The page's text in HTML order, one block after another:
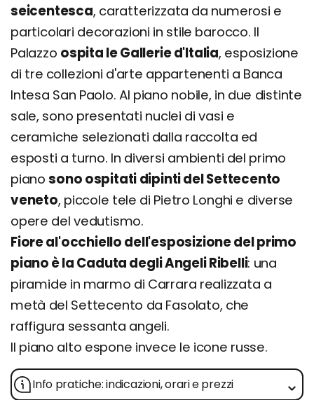
seicentesca, caratterizzata da numerosi e
particolari decorazioni in stile barocco. Il
Palazzo ospita le Gallerie d'Italia, esposizione
di tre collezioni d'arte appartenenti a Banca
Intesa San Paolo. Al piano nobile, in due distinte
sale, sono presentati nuclei di vasi e
ceramiche selezionati dalla raccolta ed
esposti a turno. In diversi ambienti del primo
pianosono ospitati dipinti del Settecento
veneto, piccole tele di Pietro Longhi e diverse
opere del vedutismo.
Fiore al'occhiello dell'esposizione del primo
piano è la Caduta degli Angeli Ribelli: una
piramide in marmo di Carrara realizzata a
metà del Settecento da Fasolato, che
raffigura sessanta angeli.
Il piano alto espone invece le icone russe.
Info pratiche: indicazioni, orari e prezzi